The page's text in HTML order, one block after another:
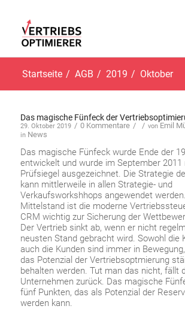
Startseite / AGB / 2019 / Oktober
Das magische Fünfeck der
29. Oktober 2019 / 0 Kommentare /
in News
/ von Emil
Das magische Fünfeck wurde Ende der
entwickelt und wurde im September 2011
Prüfsiegel ausgezeichnet. Die Strategie
kann mittlerweile in allen Strategie- und
Verkaufsworkshhops angewendet
Mittelstand ist die moderne
CRM wichtig zur Sicherung der
Der Vertrieb sinkt ab, wenn er nicht
neusten Stand gebracht wird. Sowohl die
auch die Kunden sind immer in
das Potenzial der Vertriebsoptmierung
behalten werden. Tut man das nicht, fällt
Unternehmen zurück. Das magische
fünf Punkten, das als Potenzial der
werden kann.